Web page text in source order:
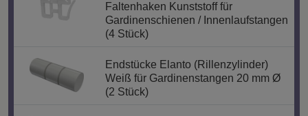
Faltenhaken Kunststoff für
Gardinenschienen / Innenlaufstangen
(4 Stück)
Endstücke Elanto (Rillenzylinder)
Weiß für Gardinenstangen 20 mm Ø
(2 Stück)